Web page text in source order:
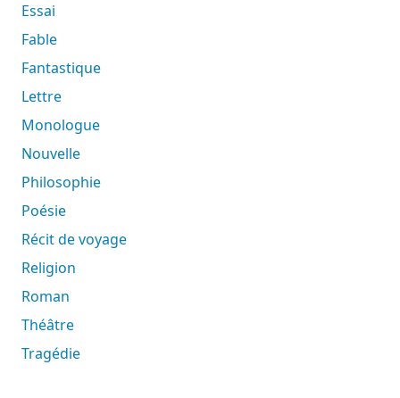
Essai
Fable
Fantastique
Lettre
Monologue
Nouvelle
Philosophie
Poésie
Récit de voyage
Religion
Roman
Théâtre
Tragédie